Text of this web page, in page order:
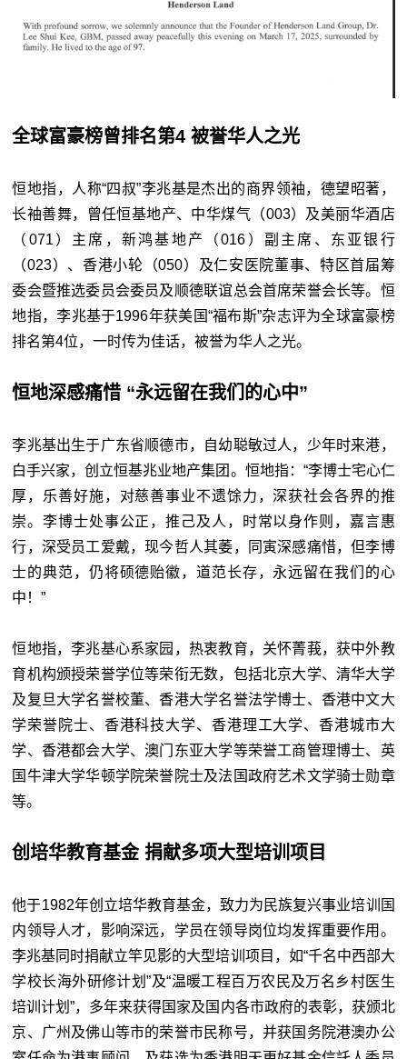
全球富豪榜曾排名第4 被誉华人之光
恒地指，人称“四叔”李兆基是杰出的商界领袖，德望昭著，
长袖善舞，曾任恒基地产、中华煤气（003）及美丽华酒店
（071）主席，新鸿基地产（016）副主席、东亚银行
（023）、香港小轮（050）及仁安医院董事、特区首届筹
委会暨推选委员会委员及顺德联谊总会首席荣誉会长等。恒
地指，李兆基于1996年获美国“福布斯”杂志评为全球富豪榜
排名第4位，一时传为佳话，被誉为华人之光。
恒地深感痛惜 “永远留在我们的心中”
李兆基出生于广东省顺德市，自幼聪敏过人，少年时来港，
白手兴家，创立恒基兆业地产集团。恒地指：“李博士宅心仁
厚，乐善好施，对慈善事业不遗馀力，深获社会各界的推
崇。李博士处事公正，推己及人，时常以身作则，嘉言惠
行，深受员工爱戴，现今哲人其萎，同寅深感痛惜，但李博
士的典范，仍将硕德贻徽，道范长存，永远留在我们的心
中！”
恒地指，李兆基心系家园，热衷教育，关怀菁莪，获中外教
育机构颁授荣誉学位等荣衔无数，包括北京大学、清华大学
及复旦大学名誉校董、香港大学名誉法学博士、香港中文大
学荣誉院士、香港科技大学、香港理工大学、香港城市大
学、香港都会大学、澳门东亚大学等荣誉工商管理博士、英
国牛津大学华顿学院荣誉院士及法国政府艺术文学骑士勋章
等。
创培华教育基金 捐献多项大型培训项目
他于1982年创立培华教育基金，致力为民族复兴事业培训国
内领导人才，影响深远，学员在领导岗位均发挥重要作用。
李兆基同时捐献立竿见影的大型培训项目，如“千名中西部大
学校长海外研修计划”及“温暖工程百万农民及万名乡村医生
培训计划”，多年来获得国家及国内各市政府的表彰，获颁北
京、广州及佛山等市的荣誉市民称号，并获国务院港澳办公